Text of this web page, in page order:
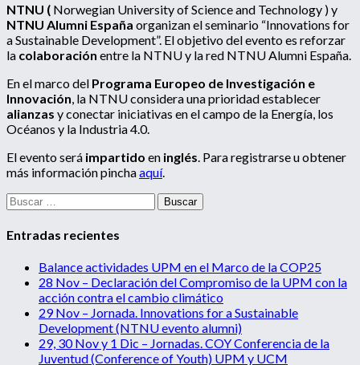
NTNU ( Norwegian University of Science and Technology )y
NTNU Alumni España organizan el seminario “Innovations for
a Sustainable Development”. El objetivo del evento es reforzar
la colaboración entre la NTNU y la red NTNU Alumni España.
En el marco del Programa Europeo de Investigación e
Innovación, la NTNU considera una prioridad establecer
alianzas y conectar iniciativas en el campo de la Energía, los
Océanos y la Industria 4.0.
El evento será impartido en inglés. Para registrarse u obtener
más información pinchaaquí.
Buscar:
Entradas recientes
Balance actividades UPM en el Marco de la COP25
28 Nov – Declaración del Compromiso de la UPM con la
acción contra el cambio climático
29 Nov – Jornada. Innovations for a Sustainable
Development (NTNU evento alumni)
29, 30 Nov y 1 Dic – Jornadas. COY Conferencia de la
Juventud (Conference of Youth) UPM y UCM